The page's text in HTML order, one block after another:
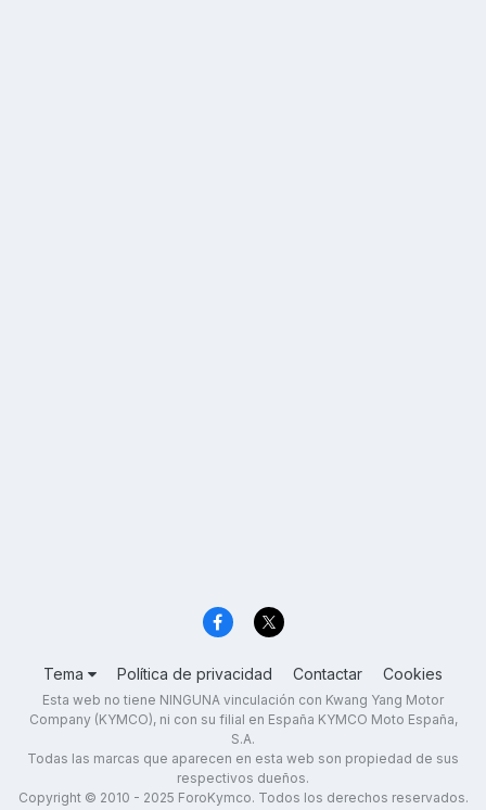
Tema Política de privacidad Contactar Cookies
Esta web no tiene NINGUNA vinculación con Kwang Yang Motor
Company (KYMCO), ni con su filial en España KYMCO Moto España,
S.A.
Todas las marcas que aparecen en esta web son propiedad de sus
respectivos dueños.
Copyright © 2010 - 2025 ForoKymco. Todos los derechos reservados.